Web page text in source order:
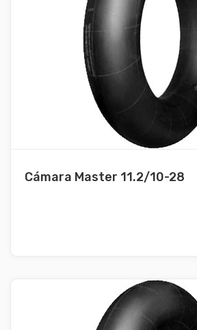
Cámara Master 11.2/10-28